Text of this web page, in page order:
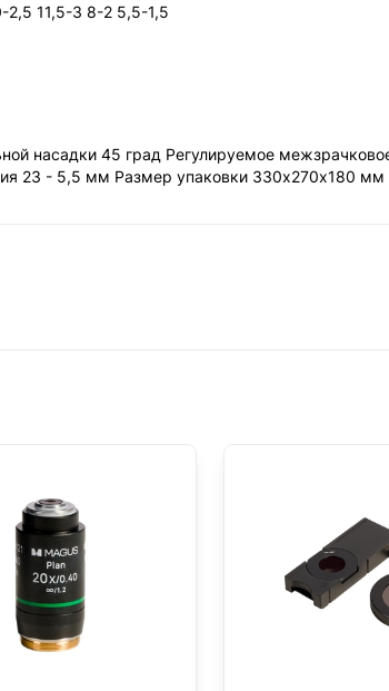
2,5 11,5-3 8-2 5,5-1,5
насадки 45 град Регулируемое
23 - 5,5 мм Размер упаковки 330х270х180 мм